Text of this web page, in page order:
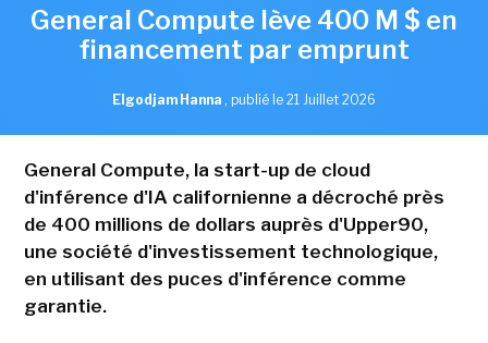
General Compute lève 400 M $ en
financement par emprunt
Elgodjam Hanna , publié le 21 Juillet 2026
General Compute, la start-up de cloud
d'inférence d'IA californienne a décroché près
de 400 millions de dollars auprès d'Upper90,
une société d'investissement technologique,
en utilisant des puces d'inférence comme
garantie.